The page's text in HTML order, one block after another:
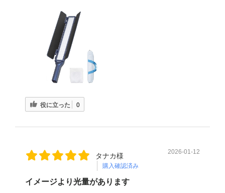
役に立った 0
タナカ様
購入確認済み
2026-01-12
イメージより光量があります